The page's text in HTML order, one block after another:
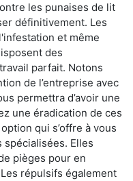
les punaises de lit
définitivement. Les
et même
des
parfait. Notons
de l’entreprise avec
permettra d’avoir une
une éradication de ces
qui s’offre à vous
Elles
pièges pour en
répulsifs également